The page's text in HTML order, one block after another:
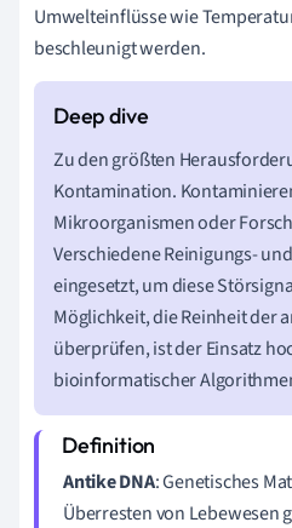
Umwelteinflüsse wie
beschleunigt werden.
Zu den größten
Kontamination.
Mikroorganismen oder
Verschiedene Reinigungs-
eingesetzt, um diese
Möglichkeit, die Reinheit der
überprüfen, ist der Einsatz
bioinformatischer
Antike DNA: Genetisches
Überresten von Lebewesen